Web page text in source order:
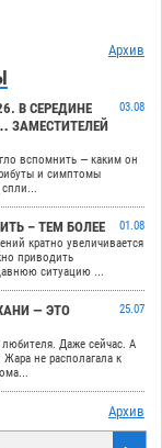
Архив
В СЕРЕДИНЕ
ЗАМЕСТИТЕЛЕЙ
03.08
вспомнить — каким он
и симптомы
– ТЕМ БОЛЕЕ
01.08
кратно увеличивается
приводить
ситуацию ...
— ЭТО
25.07
Даже сейчас. А
не располагала к
Архив